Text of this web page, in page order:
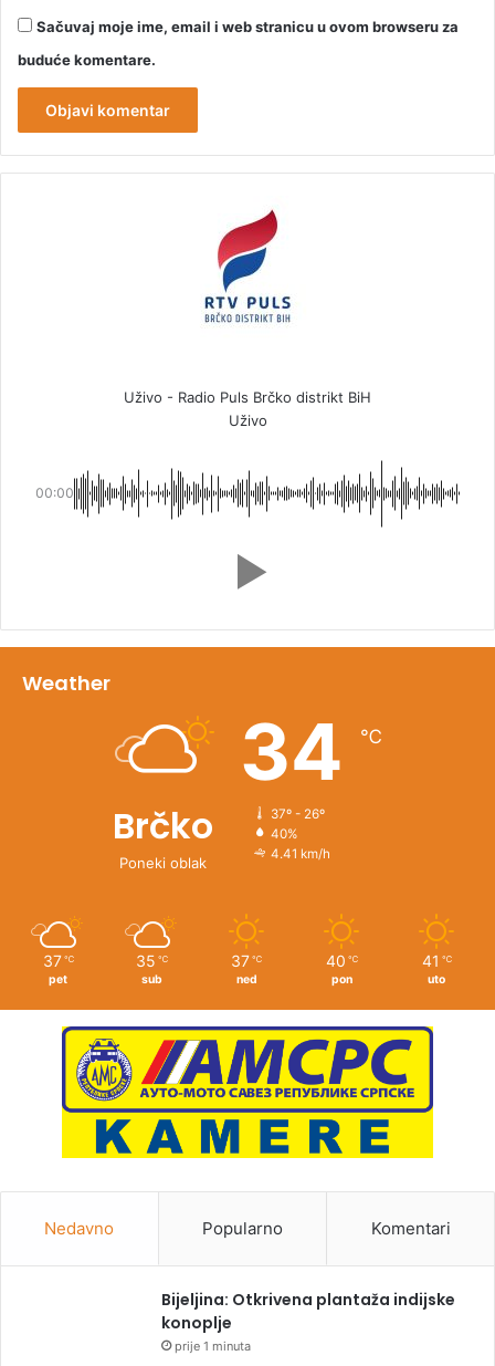
Sačuvaj moje ime, email i web stranicu u ovom browseru za
buduće komentare.
Uživo - Radio Puls Brčko distrikt BiH
Uživo
00:00
Weather
Brčko
Poneki oblak
34 ℃
37º - 26º
40%
4.41 km/h
37 ℃
pet
35 ℃
sub
37 ℃
ned
40 ℃
pon
41 ℃
uto
Nedavno Popularno Komentari
Bijeljina: Otkrivena plantaža indijske
konoplje
prije 1 minuta